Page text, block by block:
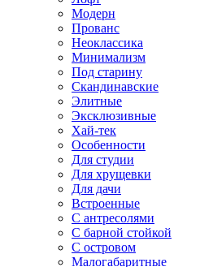
Модерн
Прованс
Неоклассика
Минимализм
Под старину
Скандинавские
Элитные
Эксклюзивные
Хай-тек
Особенности
Для студии
Для хрущевки
Для дачи
Встроенные
С антресолями
С барной стойкой
С островом
Малогабаритные